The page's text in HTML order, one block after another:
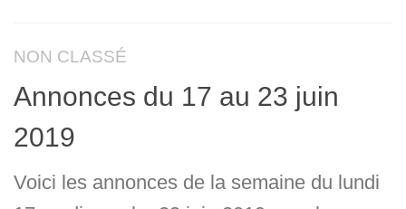
NON CLASSÉ
Annonces du 17 au 23 juin
2019
Voici les annonces de la semaine du lundi